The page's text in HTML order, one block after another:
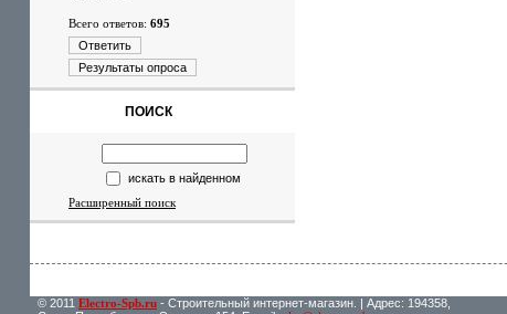
Всего ответов: 695
Ответить
Результаты опроса
ПОИСК
искать в найденном
Расширенный поиск
© 2011 Electro-Spb.ru - Строительный интернет-магазин. | Адрес: 194358,